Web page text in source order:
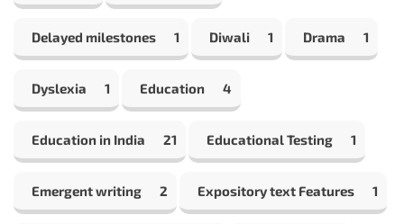
Delayed milestones 1 Diwali 1 Drama 1
Dyslexia 1 Education 4
Education in India 21 Educational Testing 1
Emergent writing 2 Expository text Features 1